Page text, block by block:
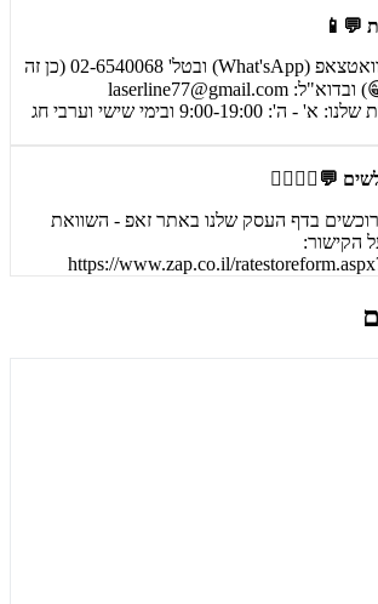
💬📱
אנחנו זמינים בוואטצאפ (What'sApp) ובטל' 02-6540068 (כן זה
ובדוא"ל: laserline77@gmail.com
בשעות הפעילות שלנו: א' - ה': 9:00-19:00 ובימי שישי וערבי חג
💬🙋‍♀️🙋‍♂️
בדף העסק שלנו באתר זאפ - השוואת
הקישור:
https://www.zap.co.il/